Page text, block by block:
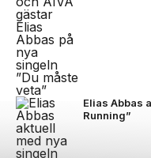
Elias Abbas
Running”